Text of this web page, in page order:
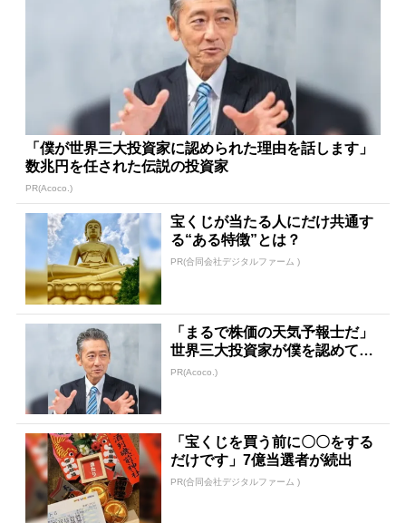
「僕が世界三大投資家に認められた理由を話します」
数兆円を任された伝説の投資家
PR(Acoco.)
宝くじが当たる人にだけ共通す
る“ある特徴”とは？
PR(合同会社デジタルファーム )
「まるで株価の天気予報士だ」
世界三大投資家が僕を認めてく
れたワケ
PR(Acoco.)
「宝くじを買う前に〇〇をする
だけです」7億当選者が続出
PR(合同会社デジタルファーム )